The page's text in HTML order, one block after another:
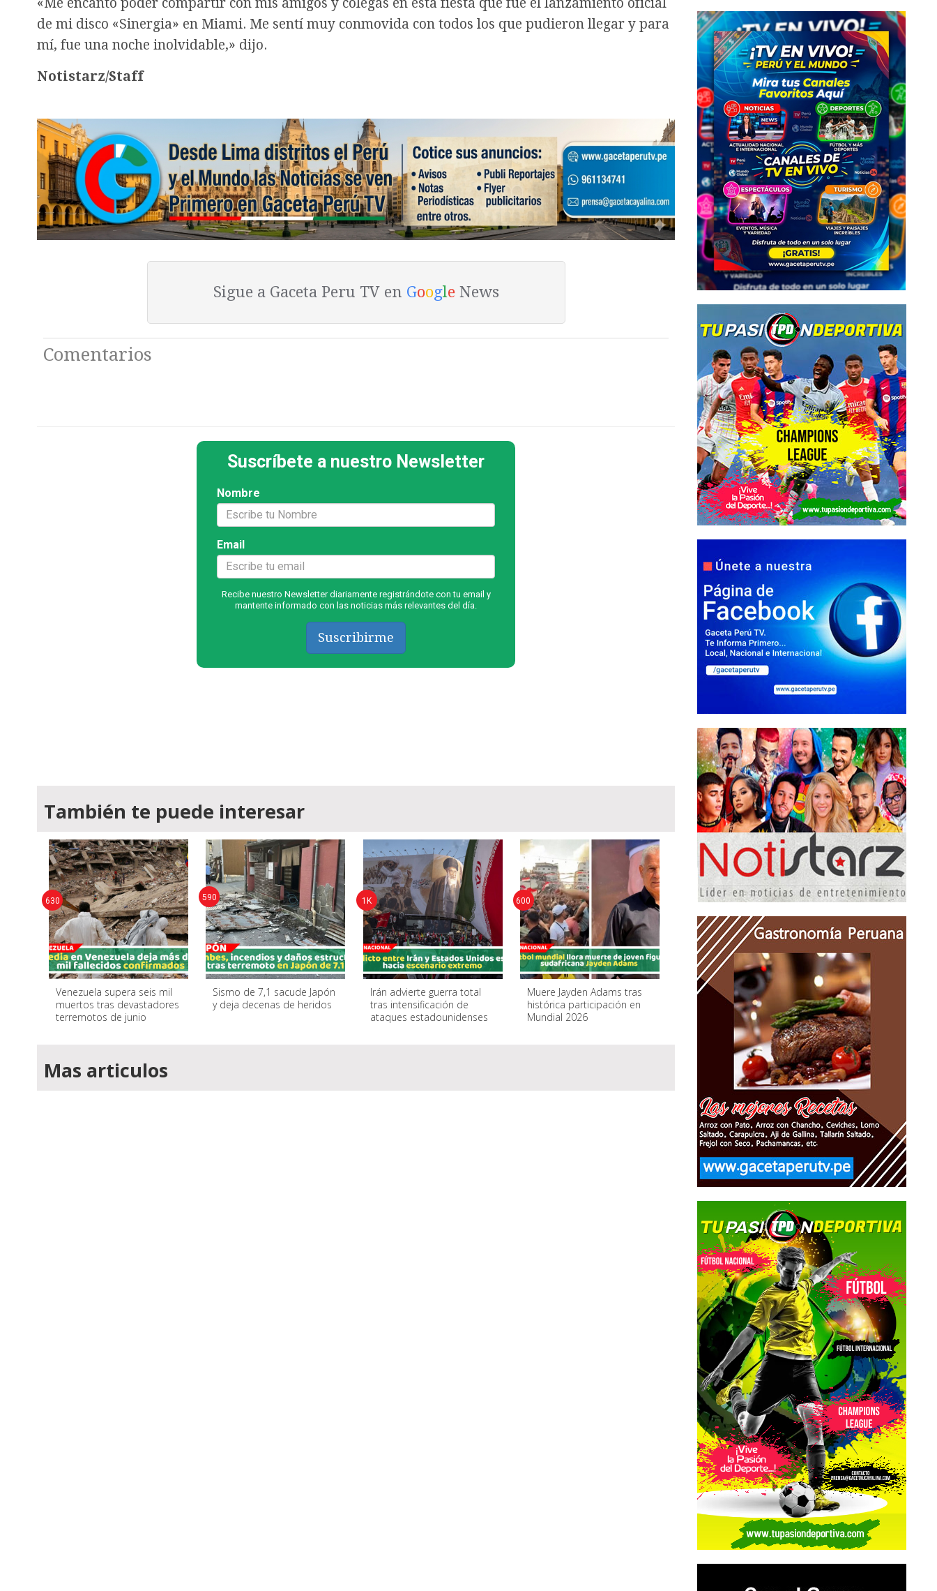
de mi disco «Sinergia» en Miami. Me sentí muy conmovida con todos los que pudieron llegar y para
mí, fue una noche inolvidable,» dijo.
Notistarz/Staff
Sigue a Gaceta Peru TV en GoogleNews
Comentarios
Suscríbete a nuestro Newsletter
Nombre
Email
Recibe nuestro Newsletter diariamente registrándote con tu email y
mantente informado con las noticias más relevantes del día.
Suscribirme
También te puede interesar
Venezuela supera seis mil
muertos tras devastadores
terremotos de junio
630
Sismo de 7,1 sacude Japón
y deja decenas de heridos
590
Irán advierte guerra total
tras intensificación de
ataques estadounidenses
1K
Muere Jayden Adams tras
histórica participación en
Mundial 2026
600
Mas articulos